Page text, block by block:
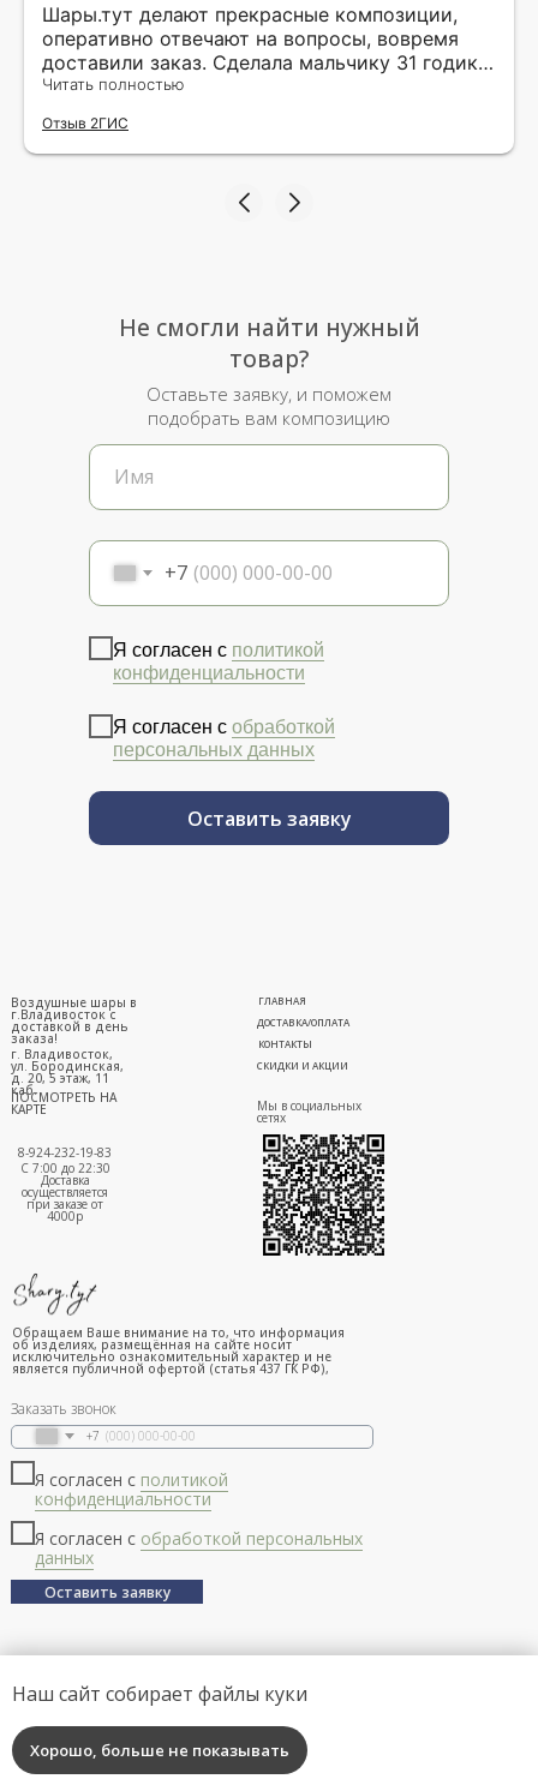
Шары.тут делают прекрасные композиции,
оперативно отвечают на вопросы, вовремя
доставили заказ. Сделала мальчику 31 годик
сюрприз, был такой счастливый! Балуйте
радость друг другу в такое непростое время.
А шарики это самое простое и милое для
шары.тут и благодарю милейшую владелецу
Читать полностью
Отзыв 2ГИС
+7
Я согласен с политикой
конфиденциальности
Я согласен с обработкой
персональных данных
Оставить заявку
Не смогли найти нужный
товар?
Оставьте заявку, и поможем
подобрать вам композицию
г. Владивосток,
ул. Бородинская,
д. 20, 5 этаж, 11
каб.
ПОСМОТРЕТЬ НА
КАРТЕ
ГЛАВНАЯ
ДОСТАВКА/ОПЛАТА
СКИДКИ И АКЦИИ
КОНТАКТЫ
8-924-232-19-83
С 7:00 до 22:30
Доставка
осуществляется
при заказе от
4000р
Воздушные шары в
г.Владивосток с
доставкой в день
заказа!
Мы в социальных
сетях
Заказать звонок
+7
Я согласен с политикой
конфиденциальности
Я согласен с обработкой персональных
данных
Оставить заявку
Обращаем Ваше внимание на то, что информация
об изделиях, размещённая на сайте носит
исключительно ознакомительный характер и не
является публичной офертой (статья 437 ГК РФ),
Наш сайт собирает файлы куки
Хорошо, больше не показывать
Made on Tilda